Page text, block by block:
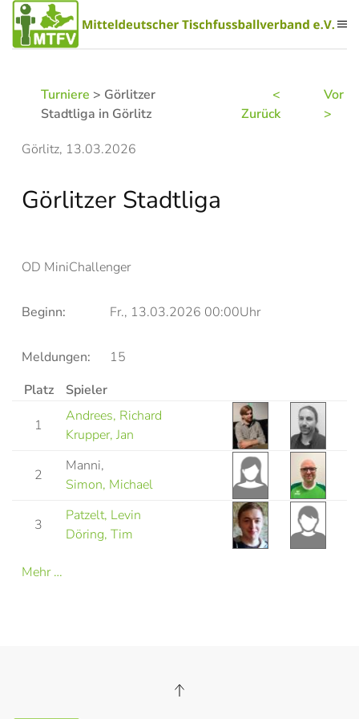
Zum Hauptinhalt springen
Turniere > Görlitzer
Stadtliga in Görlitz
<
Zurück
Vor
>
Görlitz, 13.03.2026
Görlitzer Stadtliga
OD MiniChallenger
Beginn: Fr., 13.03.2026 00:00Uhr
Meldungen:
15
Platz
Spieler
1
Andrees, Richard
Krupper, Jan
2
Manni,
Simon, Michael
3
Patzelt, Levin
Döring, Tim
Mehr …